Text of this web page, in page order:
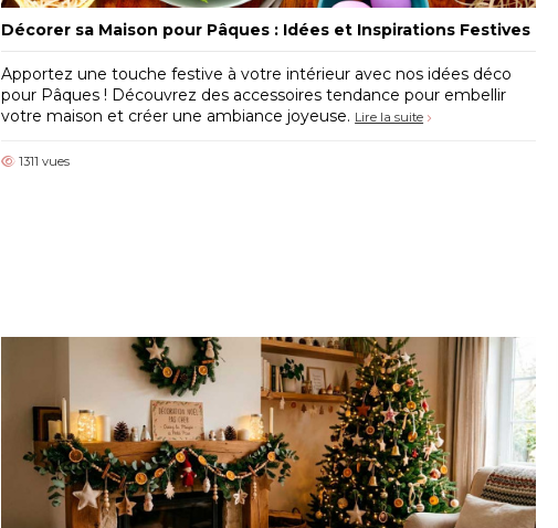
Décorer sa Maison pour Pâques : Idées et Inspirations Festives
Apportez une touche festive à votre intérieur avec nos idées déco
pour Pâques ! Découvrez des accessoires tendance pour embellir
votre maison et créer une ambiance joyeuse. Lire la suite
1311 vues